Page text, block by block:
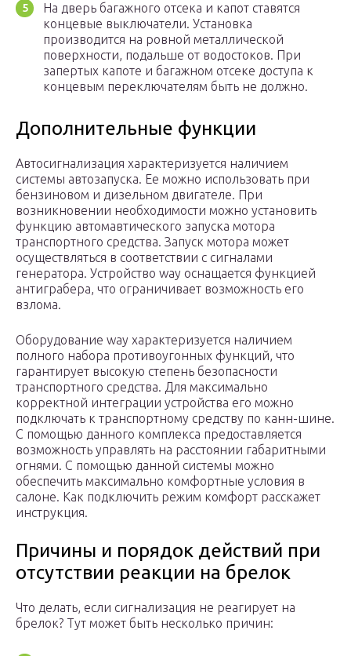
На дверь багажного отсека и капот ставятся
концевые выключатели. Установка
производится на ровной металлической
поверхности, подальше от водостоков. При
запертых капоте и багажном отсеке доступа к
концевым переключателям быть не должно.
Дополнительные функции
Автосигнализация характеризуется наличием
системы автозапуска. Ее можно использовать при
бензиновом и дизельном двигателе. При
возникновении необходимости можно установить
функцию автомавтического запуска мотора
транспортного средства. Запуск мотора может
осуществляться в соответствии с сигналами
генератора. Устройство way оснащается функцией
антиграбера, что ограничивает возможность его
взлома.
Оборудование way характеризуется наличием
полного набора противоугонных функций, что
гарантирует высокую степень безопасности
транспортного средства. Для максимально
корректной интеграции устройства его можно
подключать к транспортному средству по канн-шине.
С помощью данного комплекса предоставляется
возможность управлять на расстоянии габаритными
огнями. С помощью данной системы можно
обеспечить максимально комфортные условия в
салоне. Как подключить режим комфорт расскажет
инструкция.
Причины и порядок действий при
отсутствии реакции на брелок
Что делать, если сигнализация не реагирует на
брелок? Тут может быть несколько причин: